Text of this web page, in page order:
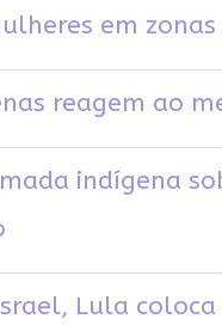
em
reagem ao
indígena
Lula